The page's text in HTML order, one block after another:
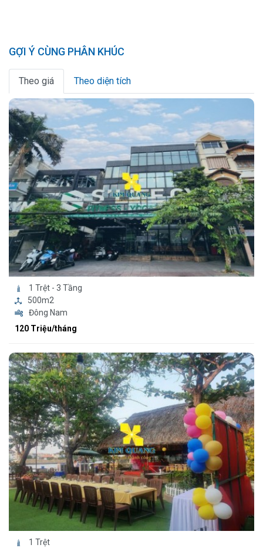
GỢI Ý CÙNG PHÂN KHÚC
Theo giá Theo diện tích
1 Trệt - 3 Tầng
500m2
Đông Nam
120 Triệu/tháng
1 Trệt